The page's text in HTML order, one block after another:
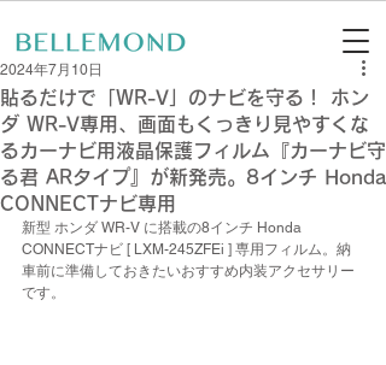
貼るだけで「WR-V」のナビを守る！ ホン
ダ WR-V専用、画面もくっきり見やすくな
るカーナビ用液晶保護フィルム『カーナビ守
る君 ARタイプ』が新発売。8インチ Honda
CONNECTナビ専用
2024年7月10日
新型 ホンダ WR-V に搭載の8インチ Honda
CONNECTナビ [ LXM-245ZFEi ] 専用フィルム。納
車前に準備しておきたいおすすめ内装アクセサリー
です。